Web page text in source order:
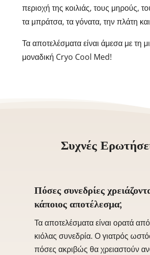
περιοχή της κοιλιάς, τους μηρούς,
τα μπράτσα, τα γόνατα, την πλάτη
Τα αποτελέσματα είναι άμεσα με τη
μοναδική Cryo Cool Med!
Συχνές
Πόσες συνεδρίες
κάποιος αποτέλεσμα;
Τα αποτελέσματα είναι ορατά
κιόλας συνεδρία. Ο γιατρός
πόσες ακριβώς θα χρειαστούν